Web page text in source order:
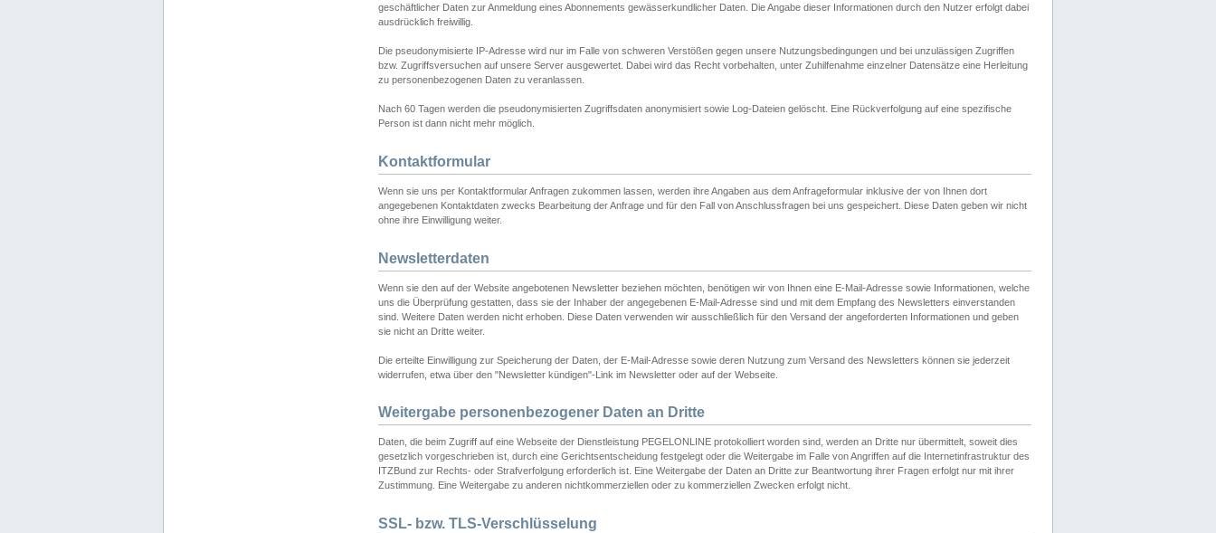
geschäftlicher Daten zur Anmeldung eines Abonnements gewässerkundlicher Daten. Die Angabe dieser Informationen durch den Nutzer erfolgt dabei
ausdrücklich freiwillig.
Die pseudonymisierte IP-Adresse wird nur im Falle von schweren Verstößen gegen unsere Nutzungsbedingungen und bei unzulässigen Zugriffen
bzw. Zugriffsversuchen auf unsere Server ausgewertet. Dabei wird das Recht vorbehalten, unter Zuhilfenahme einzelner Datensätze eine Herleitung
zu personenbezogenen Daten zu veranlassen.
Nach 60 Tagen werden die pseudonymisierten Zugriffsdaten anonymisiert sowie Log-Dateien gelöscht. Eine Rückverfolgung auf eine spezifische
Person ist dann nicht mehr möglich.
Kontaktformular
Wenn sie uns per Kontaktformular Anfragen zukommen lassen, werden ihre Angaben aus dem Anfrageformular inklusive der von Ihnen dort
angegebenen Kontaktdaten zwecks Bearbeitung der Anfrage und für den Fall von Anschlussfragen bei uns gespeichert. Diese Daten geben wir nicht
ohne ihre Einwilligung weiter.
Newsletterdaten
Wenn sie den auf der Website angebotenen Newsletter beziehen möchten, benötigen wir von Ihnen eine E-Mail-Adresse sowie Informationen, welche
uns die Überprüfung gestatten, dass sie der Inhaber der angegebenen E-Mail-Adresse sind und mit dem Empfang des Newsletters einverstanden
sind. Weitere Daten werden nicht erhoben. Diese Daten verwenden wir ausschließlich für den Versand der angeforderten Informationen und geben
sie nicht an Dritte weiter.
Die erteilte Einwilligung zur Speicherung der Daten, der E-Mail-Adresse sowie deren Nutzung zum Versand des Newsletters können sie jederzeit
widerrufen, etwa über den "Newsletter kündigen"-Link im Newsletter oder auf der Webseite.
Weitergabe personenbezogener Daten an Dritte
Daten, die beim Zugriff auf eine Webseite der Dienstleistung PEGELONLINE protokolliert worden sind, werden an Dritte nur übermittelt, soweit dies
gesetzlich vorgeschrieben ist, durch eine Gerichtsentscheidung festgelegt oder die Weitergabe im Falle von Angriffen auf die Internetinfrastruktur des
ITZBund zur Rechts- oder Strafverfolgung erforderlich ist. Eine Weitergabe der Daten an Dritte zur Beantwortung ihrer Fragen erfolgt nur mit ihrer
Zustimmung. Eine Weitergabe zu anderen nichtkommerziellen oder zu kommerziellen Zwecken erfolgt nicht.
SSL- bzw. TLS-Verschlüsselung